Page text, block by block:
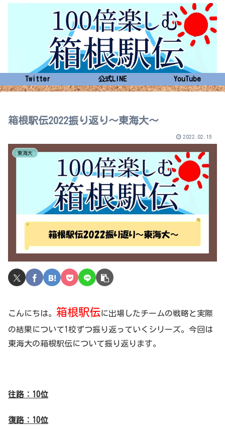
Twitter 公式LINE YouTube
箱根駅伝2022振り返り～東海大～
2022.02.15
東海大
こんにちは。 箱根駅伝に出場したチームの戦略と実際
の結果について1校ずつ振り返っていくシリーズ。今回は
東海大の箱根駅伝について振り返ります。
往路：10位
復路：10位